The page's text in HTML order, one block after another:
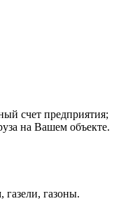
счет предприятия;
на Вашем объекте.
газоны.